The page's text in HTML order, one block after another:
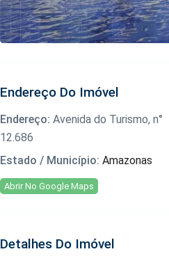
Endereço Do Imóvel
Endereço: Avenida do Turismo, n°
12.686
Estado / Município: Amazonas
Abrir No Google Maps
Detalhes Do Imóvel